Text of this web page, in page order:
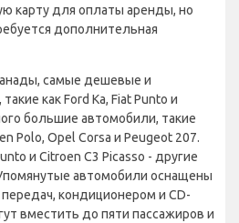
карту для оплаты аренды, но
дополнительная
самые дешевые и
как Ford Ka, Fiat Punto и
большие автомобили, такие
Polo, Opel Corsa и Peugeot 207.
и Citroen C3 Picasso - другие
автомобили оснащены
кондиционером и CD-
вместить до пяти пассажиров и